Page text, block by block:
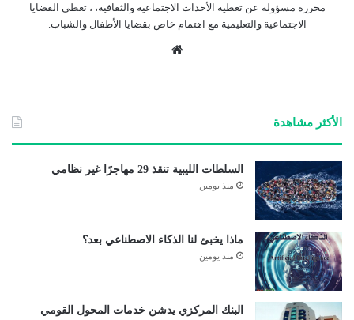
محررة مسؤولة عن تغطية الأحداث الاجتماعية والثقافية، ، تغطي القضايا
الاجتماعية والتعليمية مع اهتمام خاص بقضايا الأطفال والشباب.
الأكثر مشاهدة
السلطات الليبية تنقذ 29 مهاجرًا غير نظامي
منذ يومين
ماذا يخبئ لنا الذكاء الاصطناعي بعد؟
منذ يومين
البنك المركزي يدشن خدمات المحول القومي